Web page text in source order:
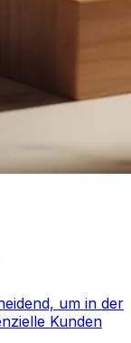
um in der
Kunden